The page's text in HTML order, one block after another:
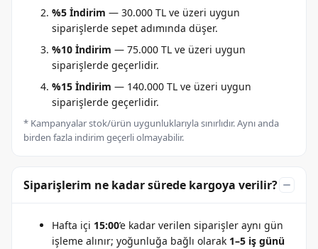
%5 İndirim — 30.000 TL ve üzeri uygun
siparişlerde sepet adımında düşer.
%10 İndirim — 75.000 TL ve üzeri uygun
siparişlerde geçerlidir.
%15 İndirim — 140.000 TL ve üzeri uygun
siparişlerde geçerlidir.
* Kampanyalar stok/ürün uygunluklarıyla sınırlıdır. Aynı anda
birden fazla indirim geçerli olmayabilir.
Siparişlerim ne kadar sürede kargoya verilir?
Hafta içi 15:00’e kadar verilen siparişler aynı gün
işleme alınır; yoğunluğa bağlı olarak 1–5 iş günü